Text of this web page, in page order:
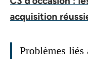
acquisition
Problèmes liés